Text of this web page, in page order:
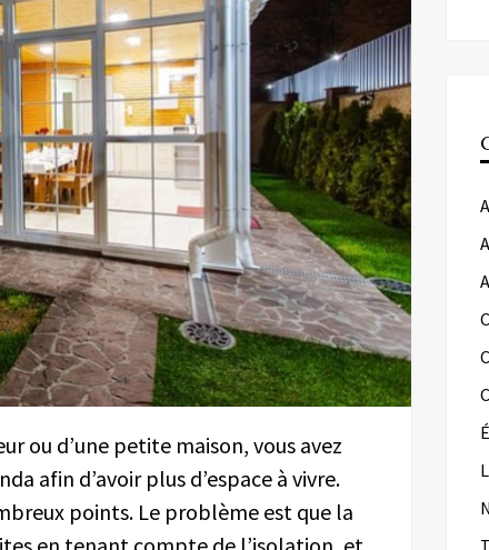
ou d’une petite maison, vous avez
afin d’avoir plus d’espace à vivre.
points. Le problème est que la